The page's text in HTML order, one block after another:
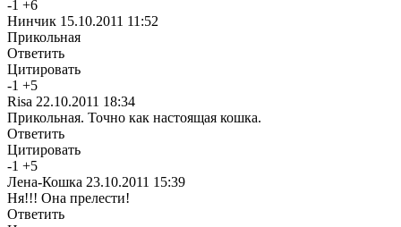
-1 +6
Нинчик 15.10.2011 11:52
Прикольная
Ответить
Цитировать
-1 +5
Risa 22.10.2011 18:34
Прикольная. Точно как настоящая кошка.
Ответить
Цитировать
-1 +5
Лена-Кошка 23.10.2011 15:39
Ня!!! Она прелести!
Ответить